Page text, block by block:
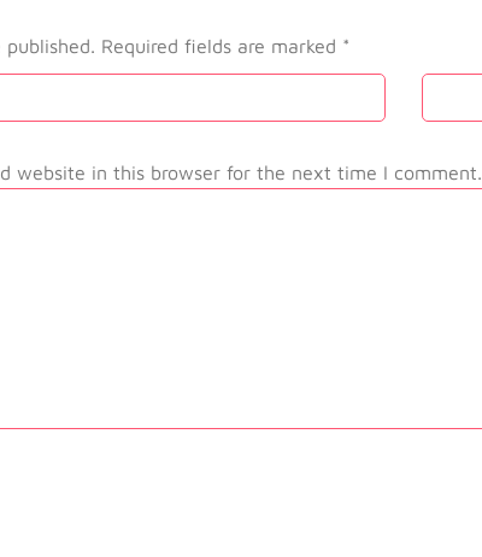
Required fields are marked *
website in this browser for the next time I comment.